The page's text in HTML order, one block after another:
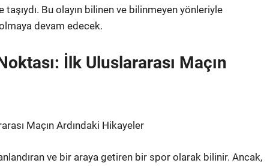
Bu olayın bilinen ve bilinmeyen yönleriyle
devam edecek.
İlk Uluslararası Maçın
Maçın Ardındaki Hikayeler
ve bir araya getiren bir spor olarak bilinir. Ancak,